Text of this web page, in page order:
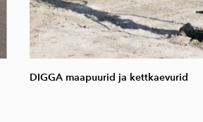
DIGGA maapuurid ja kettkaevurid